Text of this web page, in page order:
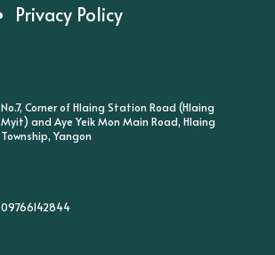
Privacy Policy
No.7, Corner of Hlaing Station Road (Hlaing
Myit) and Aye Yeik Mon Main Road, Hlaing
Township, Yangon
09766142844